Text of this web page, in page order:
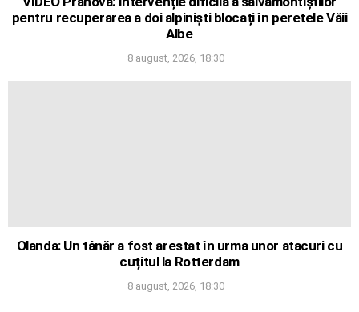
pentru recuperarea a doi alpiniști blocați în peretele Văii
Albe
8 august, 2026, 18:30
Olanda: Un tânăr a fost arestat în urma unor atacuri cu
cuțitul la Rotterdam
8 august, 2026, 18:30